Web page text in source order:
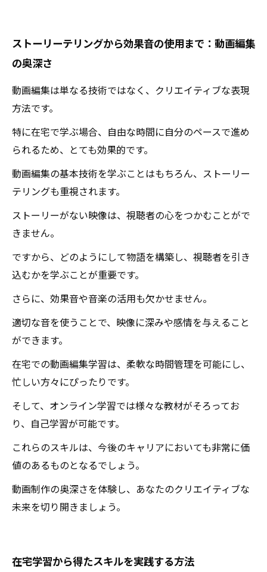
ストーリーテリングから効果音の使用まで：動画編集
の奥深さ
動画編集は単なる技術ではなく、クリエイティブな表現
方法です。
特に在宅で学ぶ場合、自由な時間に自分のペースで進め
られるため、とても効果的です。
動画編集の基本技術を学ぶことはもちろん、ストーリー
テリングも重視されます。
ストーリーがない映像は、視聴者の心をつかむことがで
きません。
ですから、どのようにして物語を構築し、視聴者を引き
込むかを学ぶことが重要です。
さらに、効果音や音楽の活用も欠かせません。
適切な音を使うことで、映像に深みや感情を与えること
ができます。
在宅での動画編集学習は、柔軟な時間管理を可能にし、
忙しい方々にぴったりです。
そして、オンライン学習では様々な教材がそろってお
り、自己学習が可能です。
これらのスキルは、今後のキャリアにおいても非常に価
値のあるものとなるでしょう。
動画制作の奥深さを体験し、あなたのクリエイティブな
未来を切り開きましょう。
在宅学習から得たスキルを実践する方法